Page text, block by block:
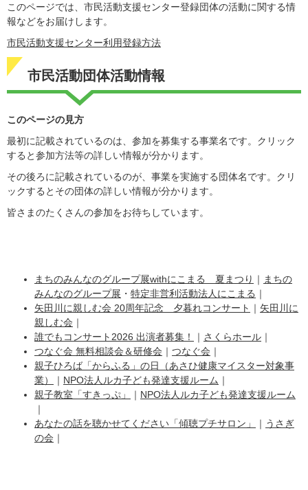
このページでは、市民活動支援センター登録団体の活動に関する情
報などをお届けします。
市民活動支援センター利用登録方法
市民活動団体活動情報
このページの見方
最初に記載されているのは、参加を募集する事業名です。クリック
すると参加方法等の詳しい情報が分かります。
その後ろに記載されているのが、事業を実施する団体名です。クリ
ックするとその団体の詳しい情報が分かります。
皆さまのたくさんの参加をお待ちしています。
まちのみんなのグループ展withにこまる 夏まつり ｜ まちの
みんなのグループ展 ・ 特定非営利活動法人にこまる ｜
矢田川に親しむ会 20周年記念 夕暮れコンサート ｜ 矢田川に
親しむ会 ｜
誰でもコンサート2026 出演者募集！
｜ さくらホール ｜
つなぐ会 無料相談会＆研修会 ｜ つなぐ会 ｜
親子ひろば「からふる」の日（あさひ健康マイスター対象事
業）
｜ NPO法人ルカ子ども発達支援ルーム ｜
親子教室「すきっぷ」
｜ NPO法人ルカ子ども発達支援ルーム
｜
あなたの話を聴かせてください「傾聴プチサロン」
｜ うさぎ
の会 ｜